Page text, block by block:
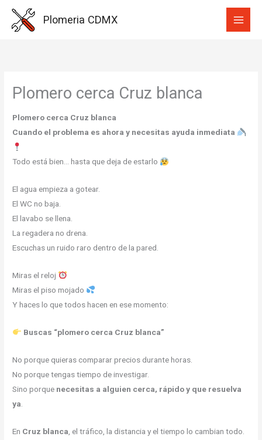
Plomeria CDMX
Plomero cerca Cruz blanca
Plomero cerca Cruz blanca
Cuando el problema es ahora y necesitas ayuda inmediata
Todo está bien… hasta que deja de estarlo
El agua empieza a gotear.
El WC no baja.
El lavabo se llena.
La regadera no drena.
Escuchas un ruido raro dentro de la pared.
Miras el reloj
Miras el piso mojado
Y haces lo que todos hacen en ese momento:
Buscas “plomero cerca Cruz blanca”
No porque quieras comparar precios durante horas.
No porque tengas tiempo de investigar.
Sino porque necesitas a alguien cerca, rápido y que resuelva
ya
En Cruz blanca , el tráfico, la distancia y el tiempo lo cambian todo.